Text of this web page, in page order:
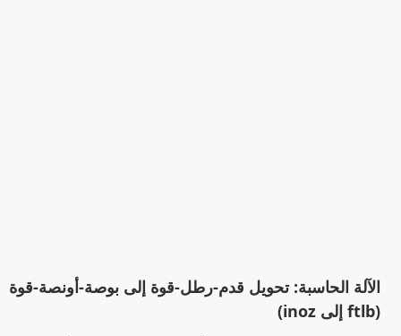
الآلة الحاسبة: تحويل قدم-رطل-قوة إلى بوصة-أونصة-قوة
(ftlb إلى inoz)